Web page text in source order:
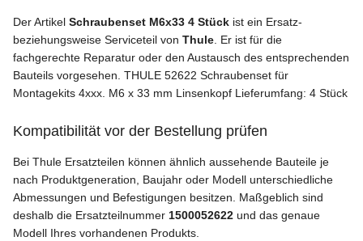
Der Artikel Schraubenset M6x33 4 Stück ist ein Ersatz-
beziehungsweise Serviceteil von Thule . Er ist für die
fachgerechte Reparatur oder den Austausch des entsprechenden
Bauteils vorgesehen. THULE 52622 Schraubenset für
Montagekits 4xxx. M6 x 33 mm Linsenkopf Lieferumfang: 4 Stück
Kompatibilität vor der Bestellung prüfen
Bei Thule Ersatzteilen können ähnlich aussehende Bauteile je
nach Produktgeneration, Baujahr oder Modell unterschiedliche
Abmessungen und Befestigungen besitzen. Maßgeblich sind
deshalb die Ersatzteilnummer 1500052622 und das genaue
Modell Ihres vorhandenen Produkts.